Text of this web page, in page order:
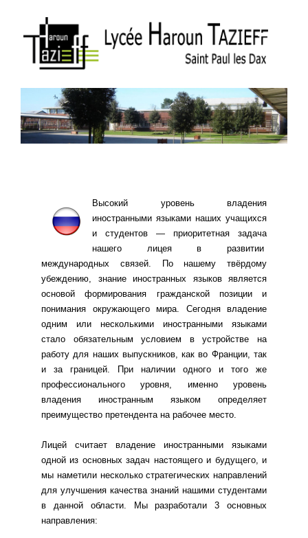
Высокий уровень владения
иностранными языками наших учащихся
и студентов — приоритетная задача
нашего лицея в развитии
международных связей. По нашему твёрдому
убеждению, знание иностранных языков является
основой формирования гражданской позиции и
понимания окружающего мира. Сегодня владение
одним или несколькими иностранными языками
стало обязательным условием в устройстве на
работу для наших выпускников, как во Франции, так
и за границей. При наличии одного и того же
профессионального уровня, именно уровень
владения иностранным языком определяет
преимущество претендента на рабочее место.
Лицей считает владение иностранными языками
одной из основных задач настоящего и будущего, и
мы наметили несколько стратегических направлений
для улучшения качества знаний нашими студентами
в данной области. Мы разработали 3 основных
направления: